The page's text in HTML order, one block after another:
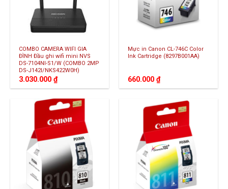
COMBO CAMERA WIFI GIA
ĐÌNH Đầu ghi wifi mini NVS
DS-7104NI-S1/W (COMBO 2MP
DS-J142I/NKS422W0H)
3.030.000₫
Mực in Canon CL-746C Color
Ink Cartridge (8297B001AA)
660.000₫